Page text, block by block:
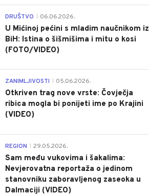
DRUŠTVO 06.06.2026.
U Mićinoj pećini s mladim naučnikom iz
BiH: Istina o šišmišima i mitu o kosi
(FOTO/VIDEO)
ZANIMLJIVOSTI 05.06.2026.
Otkriven trag nove vrste: Čovječja
ribica mogla bi ponijeti ime po Krajini
(VIDEO)
REGION 29.05.2026.
Sam među vukovima i šakalima:
Nevjerovatna reportaža o jedinom
stanovniku zaboravljenog zaseoka u
Dalmaciji (VIDEO)